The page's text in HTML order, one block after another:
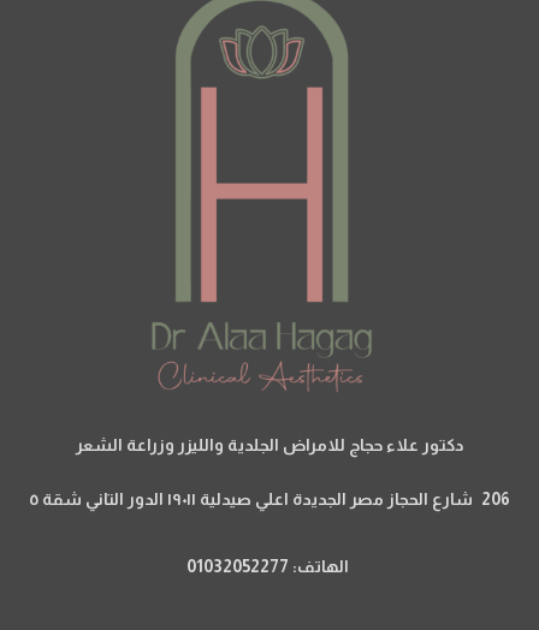
دكتور علاء حجاج للامراض الجلدية والليزر وزراعة الشعر
206 شارع الحجاز مصر الجديدة اعلي صيدلية ١٩٠١١ الدور التاني شقة ٥
الهاتف: 01032052277